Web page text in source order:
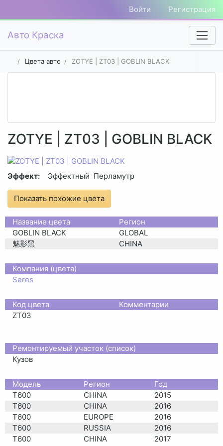
Войти Регистрация
Авто Краска
Цвета авто ZOTYE | ZT03 | GOBLIN BLACK
ZOTYE | ZT03 | GOBLIN BLACK
Эффект: Эффектный Перламутр
Показать похожие цвета
Название цвета
Регион
GOBLIN BLACK
GLOBAL
魅影黑
CHINA
Компания (цвета)
Seres
Код цвета
Комментарии
ZT03
Ремонтируемый участок (список)
Кузов
Moдель Регион
Год
T600
CHINA
2015
T600
CHINA
2016
T600
EUROPE
2016
T600
RUSSIA
2016
T600
CHINA 2017